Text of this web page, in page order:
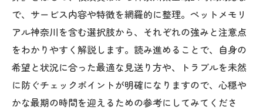
で、サービス内容や特徴を網羅的に整理。ペットメモリ
アル神奈川を含む選択肢から、それぞれの強みと注意点
をわかりやすく解説します。読み進めることで、自身の
希望と状況に合った最適な見送り方や、トラブルを未然
に防ぐチェックポイントが明確になりますので、心穏や
かな最期の時間を迎えるための参考にしてみてくださ